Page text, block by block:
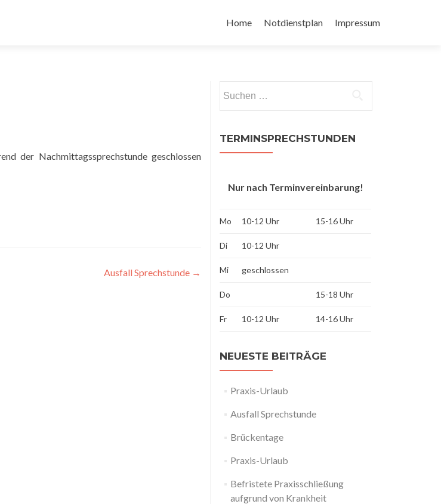
Inhalt
Home Notdienstplan Impressum
der Nachmittagssprechstunde geschlossen
Ausfall Sprechstunde →
nach:
TERMINSPRECHSTUNDEN
Nur nach Terminvereinbarung!
Mo 10-12 Uhr 15-16 Uhr
Di 10-12 Uhr
Mi geschlossen
Do 15-18 Uhr
Fr 10-12 Uhr 14-16 Uhr
NEUESTE BEITRÄGE
Praxis-Urlaub
Ausfall Sprechstunde
Brückentage
Praxis-Urlaub
Befristete Praxisschließung
aufgrund von Krankheit